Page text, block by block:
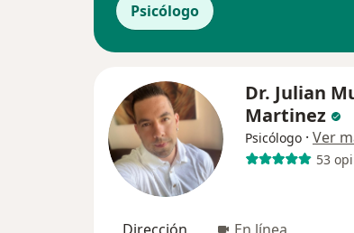
Psicólogo
Dr. Julian
Martinez
Psicólogo · Ver
53